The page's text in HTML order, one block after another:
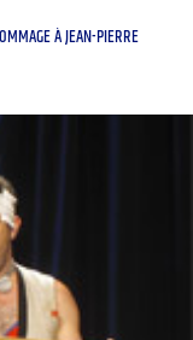
À JEAN-PIERRE